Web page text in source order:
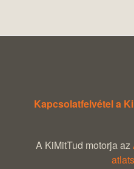
Kapcsolatfelvétel a
A KiMitTud motorja az